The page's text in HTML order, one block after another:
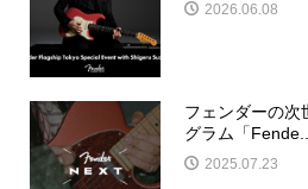
2026.06.08
フェンダーの次
グラム「
2025.07.23